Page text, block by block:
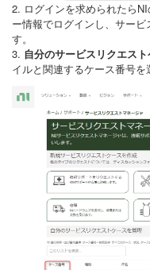
2. ログインを求められたら
ー情報でログインし、サー
す。
3. 自分のサービスリクエス
イルと関連するケース番号を